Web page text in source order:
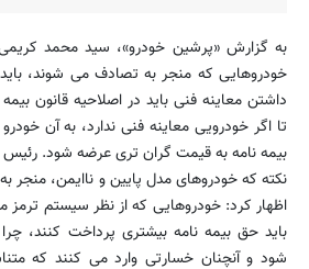
به گزارش «پرشین خودرو»، سید محمد کریمی
خودروهایی که منجر به تصادف می شوند،
داشتن معاینه فنی باید در اصلاحیه قانون
تا اگر خودرویی معاینه فنی ندارد، به آن
بیمه نامه به قیمت گران تری عرضه شود. رئیس
نکته که خودروهای مدل پایین و ناایمن، منجر
باید حق بیمه نامه بیشتری پرداخت کنند،
شود و آنچنان خسارتی وارد می کنند که